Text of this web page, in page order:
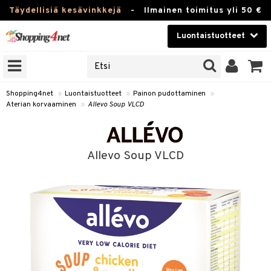
Täydellisiä kesävinkkejä - Ilmainen toimitus yli 50 €
Luontaistuotteet
Kauneudenhoito
Piilolinssit
Koti & Sisustus
Lelut, Lapsi & Vauva
Kampanjat
Shopping4net » Luontaistuotteet » Painon pudottaminen
»
Aterian korvaaminen
» Allevo Soup VLCD
Allevo Soup VLCD